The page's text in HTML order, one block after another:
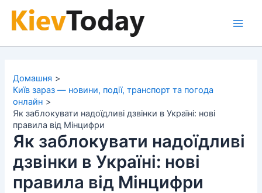
Домашня
Київ зараз — новини, події, транспорт та погода
онлайн
Як заблокувати надоїдливі дзвінки в Україні: нові
правила від Мінцифри
Як заблокувати надоїдливі
дзвінки в Україні: нові
правила від Мінцифри